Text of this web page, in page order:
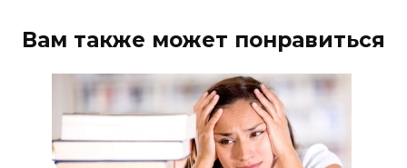
Вам также может понравиться